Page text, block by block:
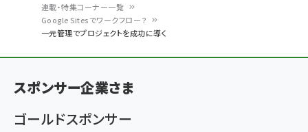
く
ず
連載・特集コーナー一覧
Google Sitesでワークフロー？
一元管理でプロジェクトを成功に導く
スポンサー企業さま
ゴールドスポンサー